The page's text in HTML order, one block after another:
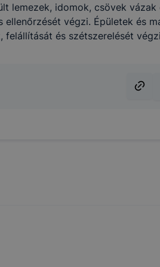
lemezek, idomok, csövek
végzi. Épületek és
felállítását és szétszerelését
tudja kikapcsolni a
k beállításának a
elfogadja
nem